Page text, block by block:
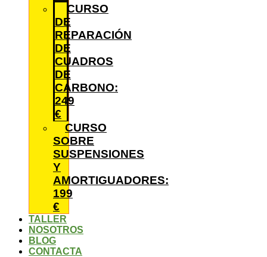
CURSO
DE
REPARACIÓN
DE
CUADROS
DE
CARBONO:
249
€
CURSO
SOBRE
SUSPENSIONES
Y
AMORTIGUADORES:
199
€
TALLER
NOSOTROS
BLOG
CONTACTA